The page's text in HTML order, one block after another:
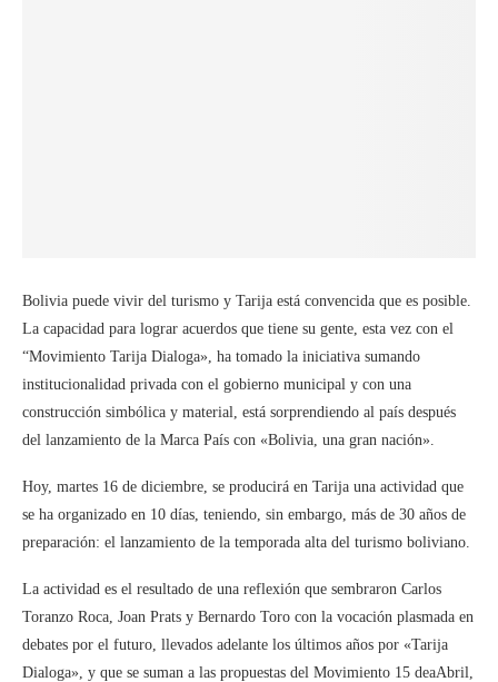
Bolivia puede vivir del turismo y Tarija está convencida que es posible.
La capacidad para lograr acuerdos que tiene su gente, esta vez con el
“Movimiento Tarija Dialoga», ha tomado la iniciativa sumando
institucionalidad privada con el gobierno municipal y con una
construcción simbólica y material, está sorprendiendo al país después
del lanzamiento de la Marca País con «Bolivia, una gran nación».
Hoy, martes 16 de diciembre, se producirá en Tarija una actividad que
se ha organizado en 10 días, teniendo, sin embargo, más de 30 años de
preparación: el lanzamiento de la temporada alta del turismo boliviano.
La actividad es el resultado de una reflexión que sembraron Carlos
Toranzo Roca, Joan Prats y Bernardo Toro con la vocación plasmada en
debates por el futuro, llevados adelante los últimos años por «Tarija
Dialoga», y que se suman a las propuestas del Movimiento 15 deaAbril,